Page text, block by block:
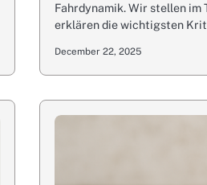
Fahrdynamik. Wir stellen im
erklären die wichtigsten
December 22, 2025